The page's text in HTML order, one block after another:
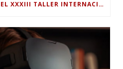
ASÍ SE VIVIÓ ITALIA EN EL XXXIII TALLER INTERNACIONAL INTERDISCIPLINAR